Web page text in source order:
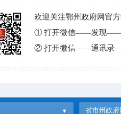
欢迎关注鄂州政府网官
① 打开微信——发现——
② 打开微信——通讯录
省市州政府